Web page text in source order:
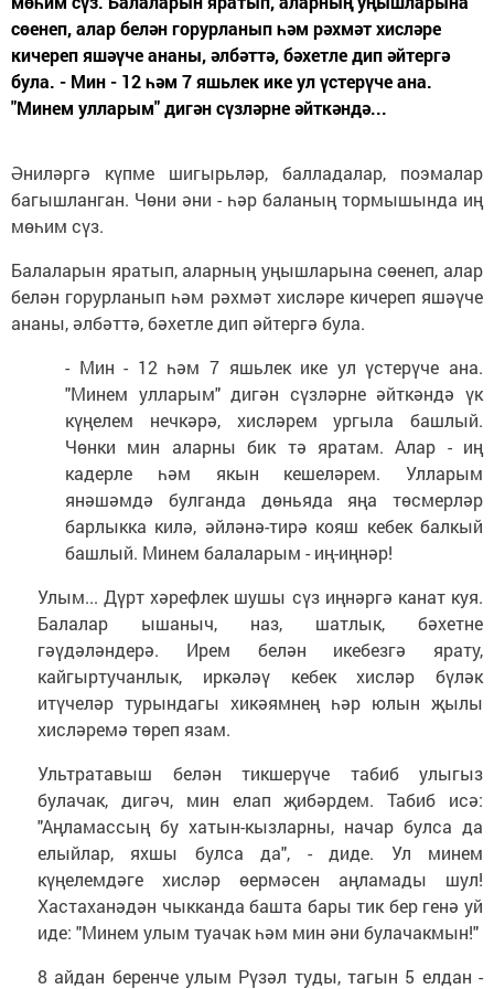
сөенеп, алар белән горурланып һәм рәхмәт хисләре
кичереп яшәүче ананы, әлбәттә, бәхетле дип әйтергә
була. - Мин - 12 һәм 7 яшьлек ике ул үстерүче ана.
"Минем улларым" дигән сүзләрне әйткәндә...
Әниләргә күпме шигырьләр, балладалар, поэмалар
багышланган. Чөни әни - һәр баланың тормышында иң
мөһим сүз.
Балаларын яратып, аларның уңышларына сөенеп, алар
белән горурланып һәм рәхмәт хисләре кичереп яшәүче
ананы, әлбәттә, бәхетле дип әйтергә була.
- Мин - 12 һәм 7 яшьлек ике ул үстерүче ана.
"Минем улларым" дигән сүзләрне әйткәндә үк
күңелем нечкәрә, хисләрем ургыла башлый.
Чөнки мин аларны бик тә яратам. Алар - иң
кадерле һәм якын кешеләрем. Улларым
янәшәмдә булганда дөньяда яңа төсмерләр
барлыкка килә, әйләнә-тирә кояш кебек балкый
башлый. Минем балаларым - иң-иңнәр!
Улым... Дүрт хәрефлек шушы сүз иңнәргә канат куя.
Балалар ышаныч, наз, шатлык, бәхетне
гәүдәләндерә. Ирем белән икебезгә ярату,
кайгыртучанлык, иркәләү кебек хисләр бүләк
итүчеләр турындагы хикәямнең һәр юлын җылы
хисләремә төреп язам.
Ультратавыш белән тикшерүче табиб улыгыз
булачак, дигәч, мин елап җибәрдем. Табиб исә:
"Аңламассың бу хатын-кызларны, начар булса да
елыйлар, яхшы булса да", - диде. Ул минем
күңелемдәге хисләр өермәсен аңламады шул!
Хастаханәдән чыкканда башта бары тик бер генә уй
иде: "Минем улым туачак һәм мин әни булачакмын!"
8 айдан беренче улым Рүзәл туды, тагын 5 елдан -